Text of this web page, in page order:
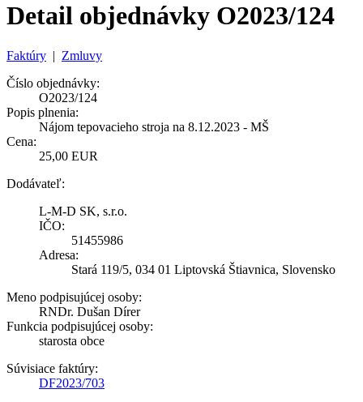
Detail objednávky O2023/124
Faktúry | Zmluvy
Číslo objednávky:
O2023/124
Popis plnenia:
Nájom tepovacieho stroja na 8.12.2023 - MŠ
Cena:
25,00 EUR
Dodávateľ:
L-M-D SK, s.r.o.
IČO:
51455986
Adresa:
Stará 119/5, 034 01 Liptovská Štiavnica, Slovensko
Meno podpisujúcej osoby:
RNDr. Dušan Dírer
Funkcia podpisujúcej osoby:
starosta obce
Súvisiace faktúry:
DF2023/703